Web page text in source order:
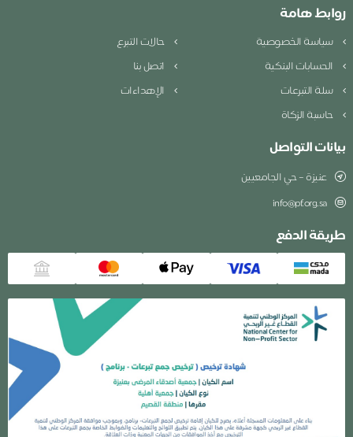
روابط هامة
سياسة الخصوصية
حالات التبرع
الحسابات البنكية
اتصل بنا
سلة التبرعات
الإهداءات
حاسبة الزكاة
بيانات التواصل
عنيزة – حي الجامعيين
info@pf.org.sa
طريقة الدفع